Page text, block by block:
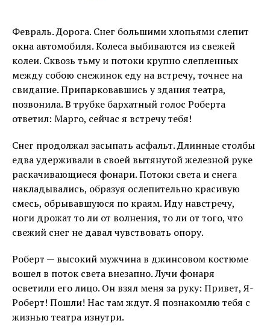
Февраль. Дорога. Снег большими хлопьями слепит
окна автомобиля. Колеса выбиваются из свежей
колеи. Сквозь тьму и потоки крупно слепленных
между собою снежинок еду на встречу, точнее на
свидание. Припарковавшись у здания театра,
позвонила. В трубке бархатный голос Роберта
ответил: Марго, сейчас я встречу тебя!
Снег продолжал засыпать асфальт. Длинные столбы
едва удерживали в своей вытянутой железной руке
раскачивающиеся фонари. Потоки света и снега
накладывались, образуя ослепительно красивую
смесь, обрывавшуюся по краям. Иду навстречу,
ноги дрожат то ли от волнения, то ли от того, что
свежий снег не давал чувствовать опору.
Роберт — высокий мужчина в джинсовом костюме
вошел в поток света внезапно. Лучи фонаря
осветили его лицо. Он взял меня за руку: Привет, Я-
Роберт! Пошли! Нас там ждут. Я познакомлю тебя с
жизнью театра изнутри.